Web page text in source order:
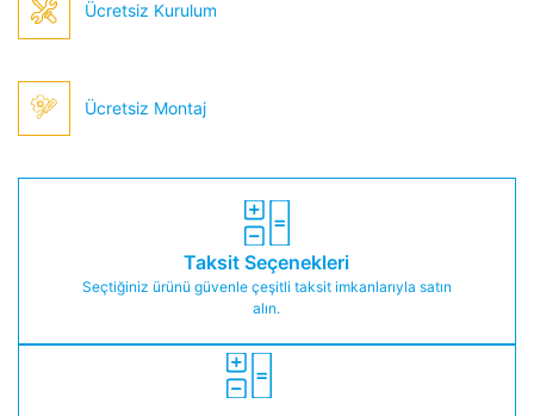
Ücretsiz Kurulum
Ücretsiz Montaj
Taksit Seçenekleri
Seçtiğiniz ürünü güvenle çeşitli taksit imkanlarıyla satın
alın.